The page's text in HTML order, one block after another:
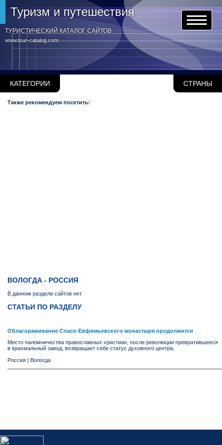
www.tour-catalog.com
Туризм и путешествия
ТУРИСТИЧЕСКИЙ КАТАЛОГ САЙТОВ
КАТЕГОРИИ СТРАНЫ
Также рекомендуем посетить:
ВОЛОГДА - РОССИЯ
В данном разделе сайтов нет
СТАТЬИ ПО РАЗДЕЛУ
Облагораживание Спасо-Евфимьевского монастыря продолжится
Место паломничества православных христиан, после революции превратившееся
в крахмальный завод, возвращает себе статус духовного центра.
Россия | Вологда